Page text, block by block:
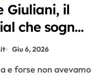
Giuliani, il
che sogna
predica
Giu 6, 2026